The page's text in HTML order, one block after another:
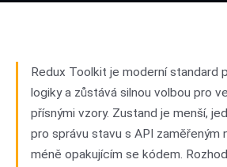
Redux Toolkit je moderní standard
logiky a zůstává silnou volbou pro
přísnými vzory. Zustand je menší,
pro správu stavu s API zaměřeným
méně opakujícím se kódem.